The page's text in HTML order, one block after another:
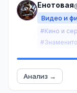
Енотовая
Видео и
#Кино и
Анализ →